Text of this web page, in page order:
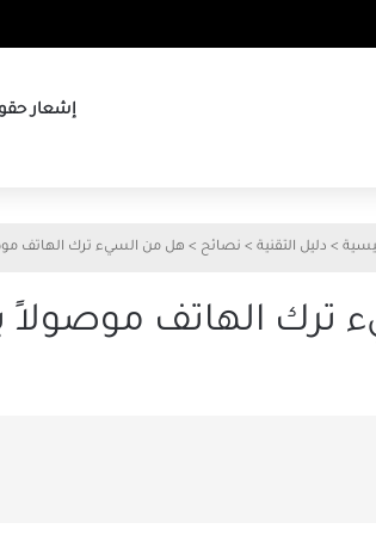
إشعار
> دليل التقنية > نصائح > هل من السيء ترك الهاتف
ترك الهاتف موصولاً